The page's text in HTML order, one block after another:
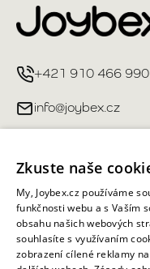
+421 910 466 990
info@joybex.cz
Můj účet
Informace
Zkuste naše
My, Joybex.cz používáme
funkčnosti webu a s Vaším
obsahu našich webových
souhlasíte s využívaním
zobrazení cílené reklamy